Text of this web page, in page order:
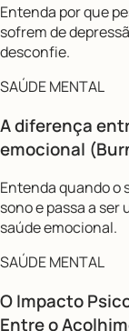
Entenda por que
sofrem de
desconfie.
SAÚDE MENTAL
A diferença
emocional
Entenda quando o
sono e passa a
saúde emocional.
SAÚDE MENTAL
O Impacto
Entre o